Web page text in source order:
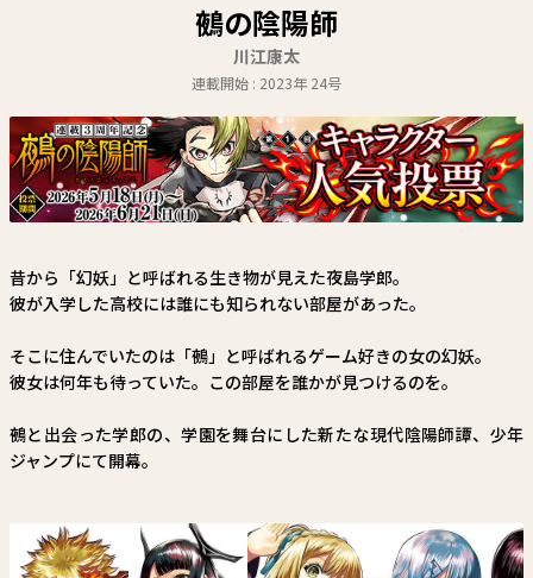
鵺の陰陽師
川江康太
連載開始 : 2023年 24号
昔から「幻妖」と呼ばれる生き物が見えた夜島学郎。
彼が入学した高校には誰にも知られない部屋があった。
そこに住んでいたのは「鵺」と呼ばれるゲーム好きの女の幻妖。
彼女は何年も待っていた。この部屋を誰かが見つけるのを。
鵺と出会った学郎の、学園を舞台にした新たな現代陰陽師譚、少年
ジャンプにて開幕。